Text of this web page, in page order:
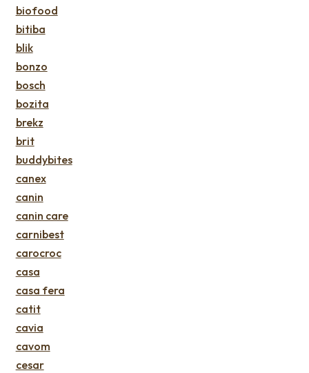
biofood
bitiba
blik
bonzo
bosch
bozita
brekz
brit
buddybites
canex
canin
canin care
carnibest
carocroc
casa
casa fera
catit
cavia
cavom
cesar